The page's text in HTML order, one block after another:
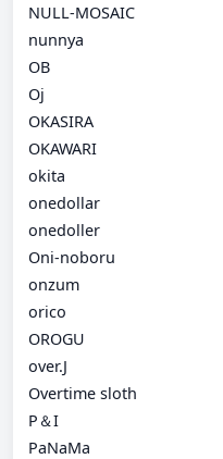
NULL-MOSAIC
nunnya
OB
Oj
OKASIRA
OKAWARI
okita
onedollar
onedoller
Oni-noboru
onzum
orico
OROGU
over.J
Overtime sloth
P＆I
PaNaMa